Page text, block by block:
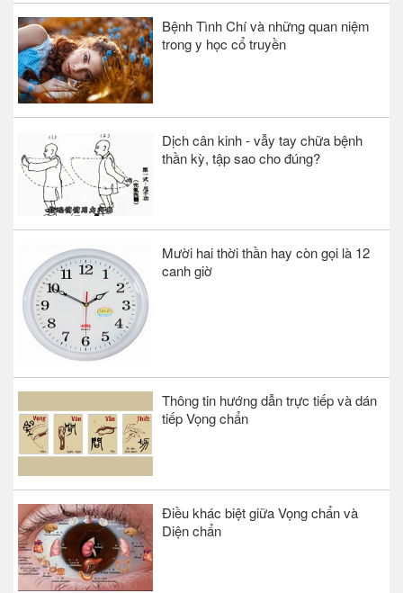
Bệnh Tình Chí và những quan niệm
trong y học cổ truyền
Dịch cân kinh - vẫy tay chữa bệnh
thần kỳ, tập sao cho đúng?
Mười hai thời thần hay còn gọi là 12
canh giờ
Thông tin hướng dẫn trực tiếp và dán
tiếp Vọng chẩn
Điều khác biệt giữa Vọng chẩn và
Diện chẩn